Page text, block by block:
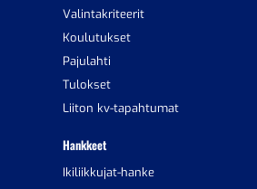
Valintakriteerit
Koulutukset
Pajulahti
Tulokset
Liiton kv-tapahtumat
Hankkeet
Ikiliikkujat-hanke